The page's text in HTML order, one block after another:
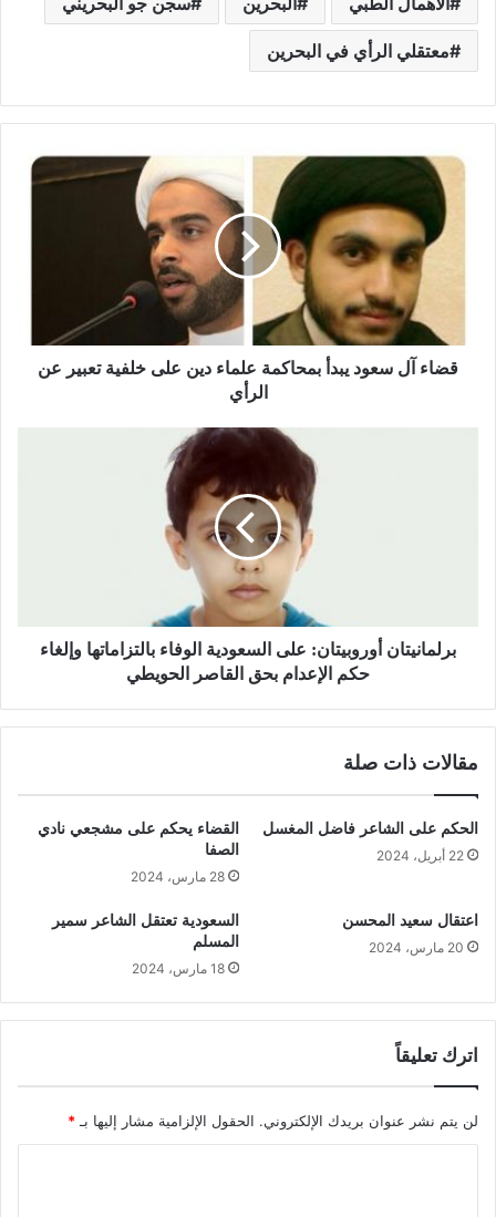
معتقلي الرأي في البحرين
قضاء آل سعود يبدأ بمحاكمة علماء دين على خلفية تعبير عن
الرأي
برلمانيتان أوروبيتان: على السعودية الوفاء بالتزاماتها وإلغاء
حكم الإعدام بحق القاصر الحويطي
مقالات ذات صلة
الحكم على الشاعر فاضل المغسل
22 أبريل، 2024
القضاء يحكم على مشجعي نادي
الصفا
28 مارس، 2024
اعتقال سعيد المحسن
20 مارس، 2024
السعودية تعتقل الشاعر سمير
المسلم
18 مارس، 2024
اترك تعليقاً
لن يتم نشر عنوان بريدك الإلكتروني. الحقول الإلزامية مشار إليها بـ *